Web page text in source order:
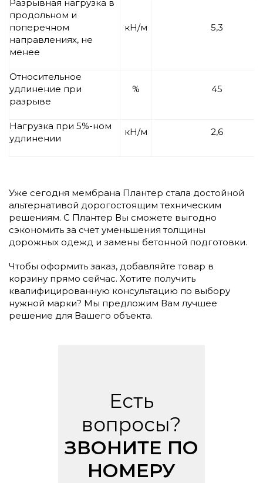
Разрывная нагрузка в
продольном и
поперечном
направлениях, не
менее
кН/м 5,3
Относительное
удлинение при
разрыве
% 45
Нагрузка при 5%-ном
удлинении
кН/м 2,6
Уже сегодня мембрана Плантер стала достойной
альтернативой дорогостоящим техническим
решениям. С Плантер Вы сможете выгодно
сэкономить за счет уменьшения толщины
дорожных одежд и замены бетонной подготовки.
Чтобы оформить заказ, добавляйте товар в
корзину прямо сейчас. Хотите получить
квалифицированную консультацию по выбору
нужной марки? Мы предложим Вам лучшее
решение для Вашего объекта.
Есть
вопросы?
ЗВОНИТЕ ПО
НОМЕРУ